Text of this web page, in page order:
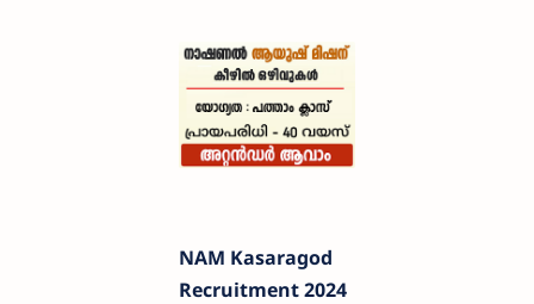
NAM Kasaragod
Recruitment 2024